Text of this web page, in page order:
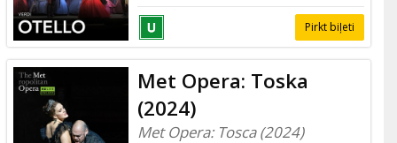
Pirkt biļeti
Met Opera: Toska
(2024)
Met Opera: Tosca (2024)